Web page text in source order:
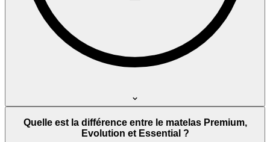
Quelle est la différence entre le matelas Premium,
Evolution et Essential ?